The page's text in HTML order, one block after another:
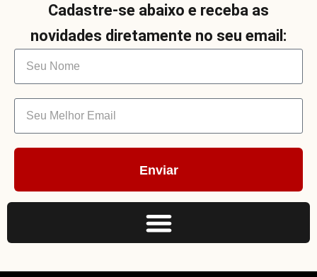
Cadastre-se abaixo e receba as
novidades diretamente no seu email:
Enviar